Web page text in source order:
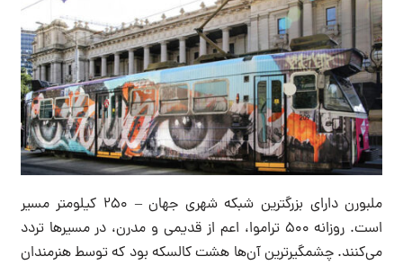
ملبورن دارای بزرگترین شبکه شهری جهان – ۲۵۰ کیلومتر مسیر
است. روزانه ۵۰۰ تراموا، اعم از قدیمی و مدرن، در مسیرها تردد
می‌کنند. چشمگیرترین آن‌ها هشت کالسکه بود که توسط هنرمندان